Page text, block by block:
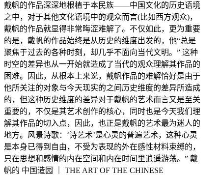
戴帆的作品深深地根植于本民族——中国文化的历史语境
之中，对于其他文化语境中的观众而言(比如西方观众)，
戴帆的作品就显得非常晦涩难解了。不仅如此，更为重要
的是，戴帆的作品始终是从历史的维度出发的，他“总是
聚焦于过去的各种时刻，却几乎不面向当代文明。” 这种
时空的差异也从一开始就造成了当代的观众理解其作品的
困难。因此，从根本上来说，戴帆作品的难解恰好是由于
他所关注的对象与今天现实的之间历史维度的差异所造成
的，但这种历史维度的差异对于戴帆的艺术而言又是至关
重要的，不仅是其艺术创作的核心，同时也是今天我们理
解其作品的切入点，因此，也正是戴帆的艺术最为迷人的
地方。风景诗歌：‘诗艺术’是心灵的普遍艺术，这种心灵
是本身已得到自由，不受为表现的外在感性材料束缚的，
只在思想和感情的内在空间和内在时间里逍遥游荡。” 戴
帆的 中国造园
THE ART OF THE CHINESE